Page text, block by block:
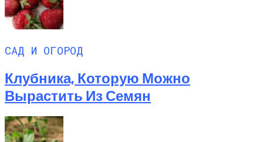
САД И ОГОРОД
Клубника, Которую Можно
Вырастить Из Семян